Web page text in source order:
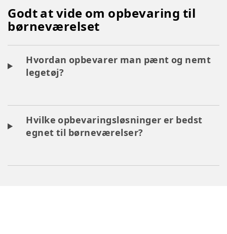
Godt at vide om opbevaring til
børneværelset
Hvordan opbevarer man pænt og nemt
legetøj?
Hvilke opbevaringsløsninger er bedst
egnet til børneværelser?